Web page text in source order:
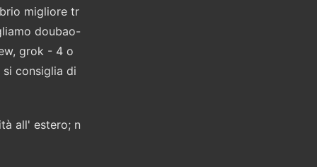
migliore tr
doubao-
grok - 4 o
consiglia di
all' estero; n